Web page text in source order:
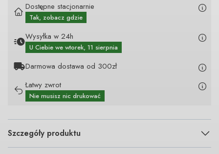
Dostępne stacjonarnie
Tak, zobacz gdzie
Wysyłka w 24h
U Ciebie we wtorek, 11 sierpnia
Darmowa dostawa od 300zł
Łatwy zwrot
Nie musisz nic drukować
Szczegóły produktu